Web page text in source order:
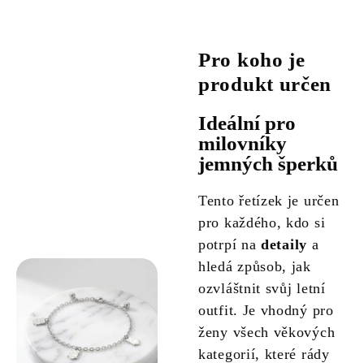
Pro koho je
produkt určen
Ideální pro
milovníky
jemných šperků
Tento řetízek je určen
pro každého, kdo si
potrpí na detaily a
hledá způsob, jak
ozvláštnit svůj letní
outfit. Je vhodný pro
ženy všech věkových
kategorií, které rády